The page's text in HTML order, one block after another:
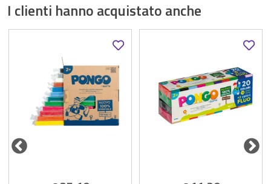
I clienti hanno acquistato anche